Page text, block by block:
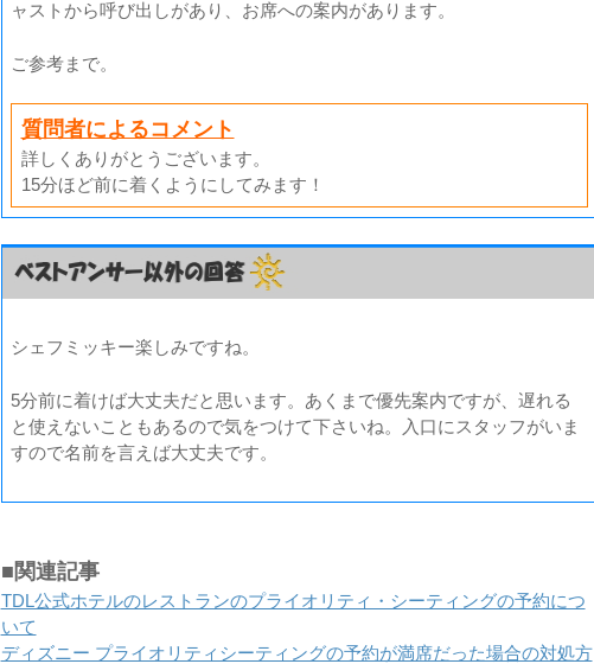
ャストから呼び出しがあり、お席への案内があります。
ご参考まで。
質問者によるコメント
詳しくありがとうございます。
15分ほど前に着くようにしてみます！
シェフミッキー楽しみですね。
5分前に着けば大丈夫だと思います。あくまで優先案内ですが、遅れる
と使えないこともあるので気をつけて下さいね。入口にスタッフがいま
すので名前を言えば大丈夫です。
■関連記事
TDL公式ホテルのレストランのプライオリティ・シーティングの予約につ
いて
ディズニー プライオリティシーティングの予約が満席だった場合の対処方